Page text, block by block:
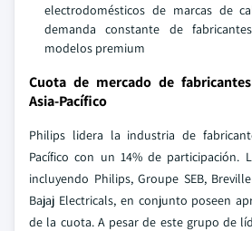
electrodomésticos de marcas de
demanda constante de
modelos premium
Cuota de mercado de
Asia-Pacífico
Philips lidera la industria de
Pacífico con un 14% de participación.
incluyendo Philips, Groupe SEB,
Bajaj Electricals, en conjunto poseen
de la cuota. A pesar de este grupo de